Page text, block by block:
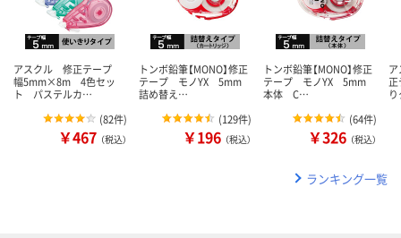
アスクル 修正テープ
幅5mm×8m 4色セッ
ト パステルカ…
(82件)
￥467 （税込）
トンボ鉛筆【MONO】修正
テープ モノYX 5mm
詰め替え…
(129件)
￥196 （税込）
トンボ鉛筆【MONO】修正
テープ モノYX 5mm
本体 C…
(64件)
￥326 （税込）
ランキング一覧